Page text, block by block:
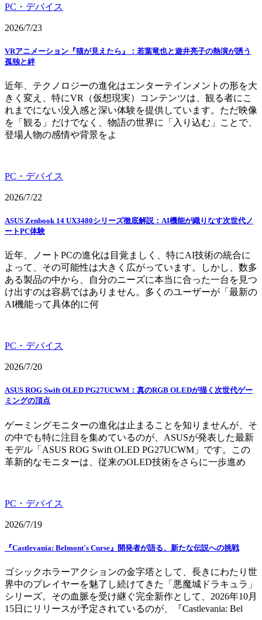
PC・デバイス
2026/7/23
VRアニメーション『猫が見えたら』：若葉竜也と遊井亮子の熱演が誘う
孤独と絆
近年、テクノロジーの進化はエンターテインメントの形を大
きく変え、特にVR（仮想現実）コンテンツは、観る者にこ
れまでにない没入感と深い体験を提供しています。ただ映像
を「観る」だけでなく、物語の世界に「入り込む」ことで、
登場人物の感情や背景をよ
PC・デバイス
2026/7/22
ASUS Zenbook 14 UX3480シリーズ徹底解説：AI機能が織りなす次世代ノ
ートPC体験
近年、ノートPCの進化は目覚ましく、特にAI技術の統合に
よって、その可能性は大きく広がっています。しかし、数多
ある製品の中から、自分のニーズに本当に合った一台を見つ
け出すのは容易ではありません。多くのユーザーが「最新の
AI機能って具体的に何
PC・デバイス
2026/7/20
ASUS ROG Swift OLED PG27UCWM：真のRGB OLEDが描く次世代ゲー
ミングの頂点
ゲーミングモニターの進化は止まることを知りませんが、そ
の中でも特に注目を集めているのが、ASUSが発表した最新
モデル「ASUS ROG Swift OLED PG27UCWM」です。この
革新的なモニターは、従来のOLED技術をさらに一歩進め
PC・デバイス
2026/7/19
『Castlevania: Belmont's Curse』開発者が語る、新たな伝説への挑戦
ゴシックホラーアクションの金字塔として、長きにわたり世
界中のプレイヤーを魅了し続けてきた「悪魔城ドラキュラ」
シリーズ。その血脈を受け継ぐ完全新作として、2026年10月
15日にリリースが予定されているのが、『Castlevania: Bel